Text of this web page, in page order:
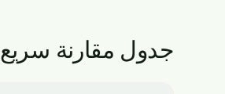
جدول مقارنة سريع